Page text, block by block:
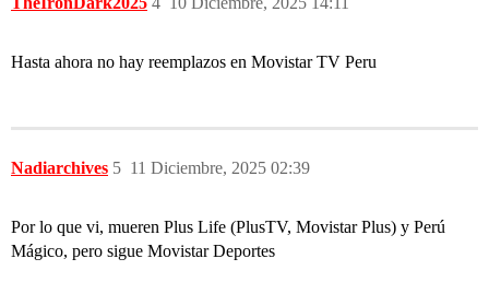
Hasta ahora no hay reemplazos en Movistar TV Peru
Nadiarchives 11 Diciembre, 2025 02:39
5
Por lo que vi, mueren Plus Life (PlusTV, Movistar Plus) y Perú
Mágico, pero sigue Movistar Deportes